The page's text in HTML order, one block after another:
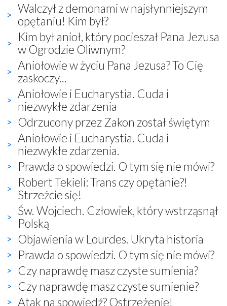
Walczył z demonami w najsłynniejszym
opętaniu! Kim był?
Kim był anioł, który pocieszał Pana Jezusa
w Ogrodzie Oliwnym?
Aniołowie w życiu Pana Jezusa? To Cię
zaskoczy...
Aniołowie i Eucharystia. Cuda i
niezwykłe zdarzenia
Odrzucony przez Zakon został świętym
Aniołowie i Eucharystia. Cuda i
niezwykłe zdarzenia.
Prawda o spowiedzi. O tym się nie mówi?
Robert Tekieli: Trans czy opętanie?!
Strzeżcie się!
Św. Wojciech. Człowiek, który wstrząsnął
Polską
Objawienia w Lourdes. Ukryta historia
Prawda o spowiedzi. O tym się nie mówi?
Czy naprawdę masz czyste sumienia?
Czy naprawdę masz czyste sumienie?
Atak na spowiedź? Ostrzeżenie!